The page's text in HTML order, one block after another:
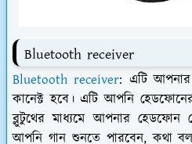
Bluetooth receiver
Bluetooth receiver: এটি আপনার
কানেক্ট হবে। এটি আপনি
ব্লুটুথের মাধ্যমে আপনার হেডফোন
আপনি গান শুনতে পারবেন, কথা